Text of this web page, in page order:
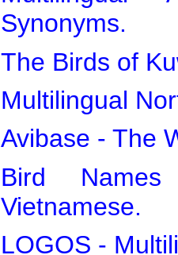
Synonyms.
The Birds of
Multilingual
Avibase - The
Bird
Vietnamese.
LOGOS -